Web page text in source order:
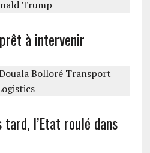
à intervenir
tard, l’Etat roulé dans